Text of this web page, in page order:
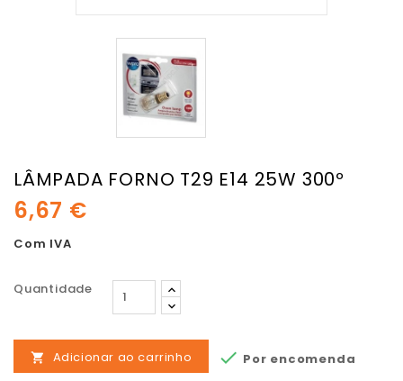
LÂMPADA FORNO T29 E14 25W 300º
6,67 €
Com IVA
Quantidade
 Adicionar ao carrinho  Por encomenda